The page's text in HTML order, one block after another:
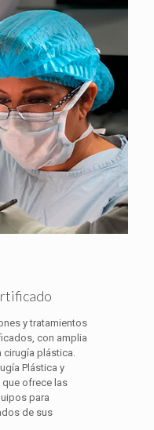
y tratamientos
con amplia
cirugía plástica.
Plástica y
que ofrece las
para
de sus